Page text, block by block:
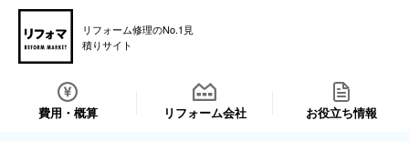
リフォーム修理のNo.1見
積りサイト
費用・概算 リフォーム会社 お役立ち情報